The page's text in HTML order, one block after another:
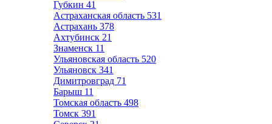
Губкин 41
Астраханская область 531
Астрахань 378
Ахтубинск 21
Знаменск 11
Ульяновская область 520
Ульяновск 341
Димитровград 71
Барыш 11
Томская область 498
Томск 391